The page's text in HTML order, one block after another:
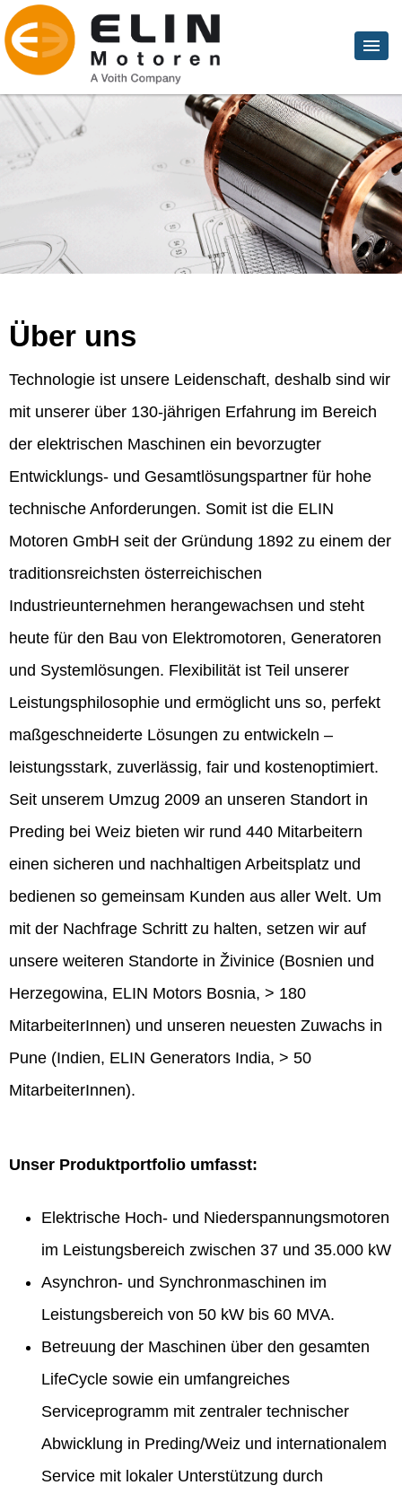
Über uns
Technologie ist unsere Leidenschaft, deshalb sind wir
mit unserer über 130-jährigen Erfahrung im Bereich
der elektrischen Maschinen ein bevorzugter
Entwicklungs- und Gesamtlösungspartner für hohe
technische Anforderungen. Somit ist die ELIN
Motoren GmbH seit der Gründung 1892 zu einem der
traditionsreichsten österreichischen
Industrieunternehmen herangewachsen und steht
heute für den Bau von Elektromotoren, Generatoren
und Systemlösungen. Flexibilität ist Teil unserer
Leistungsphilosophie und ermöglicht uns so, perfekt
maßgeschneiderte Lösungen zu entwickeln –
leistungsstark, zuverlässig, fair und kostenoptimiert.
Seit unserem Umzug 2009 an unseren Standort in
Preding bei Weiz bieten wir rund 440 Mitarbeitern
einen sicheren und nachhaltigen Arbeitsplatz und
bedienen so gemeinsam Kunden aus aller Welt. Um
mit der Nachfrage Schritt zu halten, setzen wir auf
unsere weiteren Standorte in Živinice (Bosnien und
Herzegowina, ELIN Motors Bosnia, > 180
MitarbeiterInnen) und unseren neuesten Zuwachs in
Pune (Indien, ELIN Generators India, > 50
MitarbeiterInnen).
Unser Produktportfolio umfasst:
Elektrische Hoch- und Niederspannungsmotoren
im Leistungsbereich zwischen 37 und 35.000 kW
Asynchron- und Synchronmaschinen im
Leistungsbereich von 50 kW bis 60 MVA.
Betreuung der Maschinen über den gesamten
LifeCycle sowie ein umfangreiches
Serviceprogramm mit zentraler technischer
Abwicklung in Preding/Weiz und internationalem
Service mit lokaler Unterstützung durch